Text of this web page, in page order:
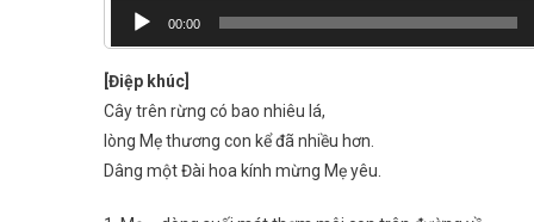
Audio
Player
00:00
[Điệp khúc]
Cây trên rừng có bao nhiêu lá,
lòng Mẹ thương con kể đã nhiều hơn.
Dâng một Đài hoa kính mừng Mẹ yêu.